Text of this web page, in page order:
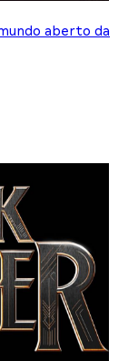
aberto da